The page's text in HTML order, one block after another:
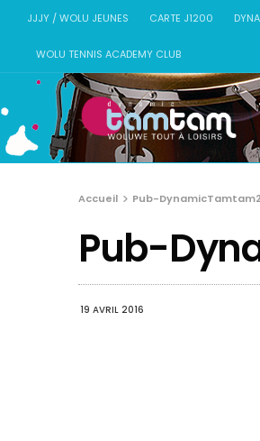
JJJY / WOLU JEUNES CARTE J1200
WOLU TENNIS ACADEMY CLUB
Accueil Pub-
Pub-
19 AVRIL 2016